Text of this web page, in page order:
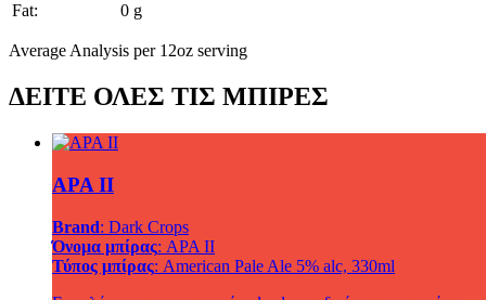
Fat:
0 g
Average Analysis per 12oz serving
ΔΕΙΤΕ ΟΛΕΣ ΤΙΣ ΜΠΙΡΕΣ
APA ΙΙ
Brand: Dark Crops
Όνομα μπίρας: APA ΙΙ
Τύπος μπίρας: American Pale Ale 5% alc, 330ml